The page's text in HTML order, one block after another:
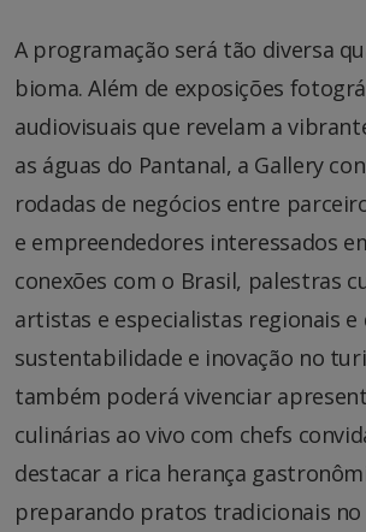
A programação será tão diversa
bioma. Além de exposições
audiovisuais que revelam a
as águas do Pantanal, a Gallery
rodadas de negócios entre
e empreendedores interessados
conexões com o Brasil, palestras
artistas e especialistas regionais
sustentabilidade e inovação no
também poderá vivenciar
culinárias ao vivo com chefs
destacar a rica herança
preparando pratos tradicionais no